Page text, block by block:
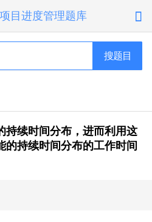
目进度管理题库 
搜题目
持续时间分布，进而利用这
的持续时间分布的工作时间